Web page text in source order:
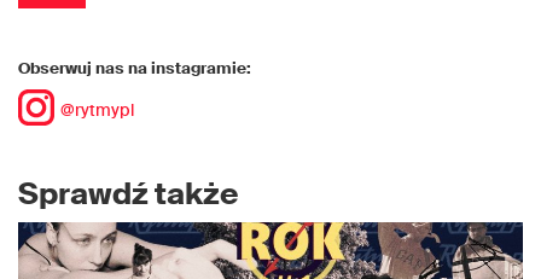
Obserwuj nas na instagramie:
@rytmypl
Sprawdź także